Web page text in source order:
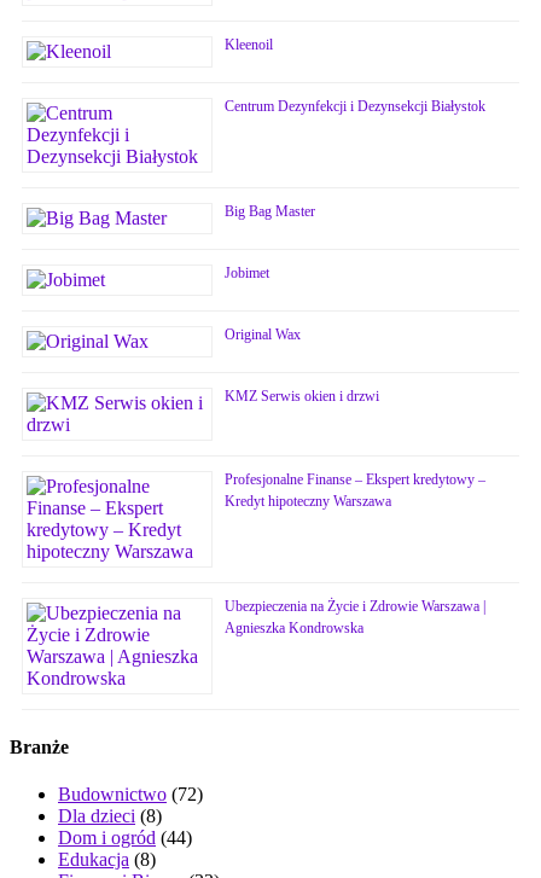
Kleenoil
Centrum Dezynfekcji i Dezynsekcji Białystok
Big Bag Master
Jobimet
Original Wax
KMZ Serwis okien i drzwi
Profesjonalne Finanse – Ekspert kredytowy –
Kredyt hipoteczny Warszawa
Ubezpieczenia na Życie i Zdrowie Warszawa |
Agnieszka Kondrowska
Branże
Budownictwo (72)
Dla dzieci (8)
Dom i ogród (44)
Edukacja (8)